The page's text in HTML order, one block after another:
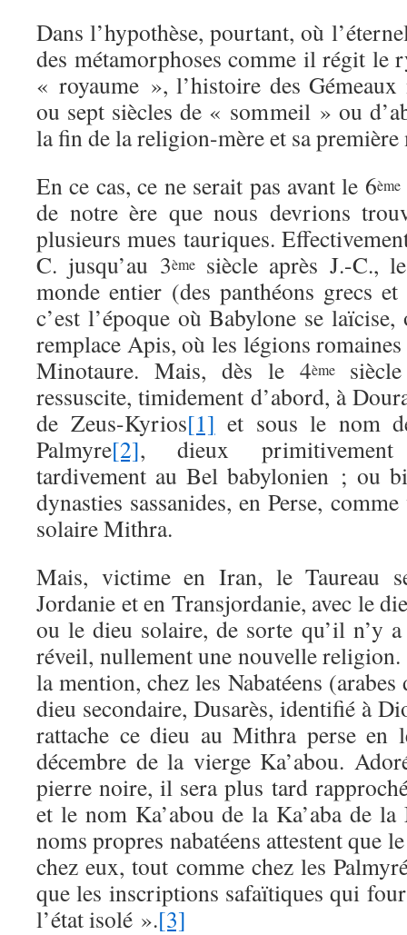
Dans l’hypothèse, pourtant, où
des métamorphoses comme il régit le
« royaume », l’histoire des
ou sept siècles de « sommeil » ou
la fin de la religion-mère et sa
En ce cas, ce ne serait pas avant le 6ème
de notre ère que nous devrions
plusieurs mues tauriques.
C. jusqu’au 3èmesiècle après J.-C.,
monde entier (des panthéons grecs
c’est l’époque où Babylone se
remplace Apis, où les légions
Minotaure. Mais, dès le 4èmesiècle
ressuscite, timidement d’abord, à
de Zeus-Kyrios[1] et sous le nom
Palmyre[2], dieux primitivement
tardivement au Bel babylonien ; ou
dynasties sassanides, en Perse,
solaire Mithra.
Mais, victime en Iran, le Taureau
Jordanie et en Transjordanie, avec le
ou le dieu solaire, de sorte qu’il n’y a
réveil, nullement une nouvelle religion.
la mention, chez les Nabatéens
dieu secondaire, Dusarès, identifié à
rattache ce dieu au Mithra perse en
décembre de la vierge Ka’abou.
pierre noire, il sera plus tard
et le nom Ka’abou de la Ka’aba de
noms propres nabatéens attestent que
chez eux, tout comme chez les
que les inscriptions safaïtiques qui
l’état isolé ».[3]